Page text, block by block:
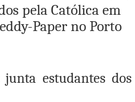
pela Católica em
Paper no Porto
junta estudantes